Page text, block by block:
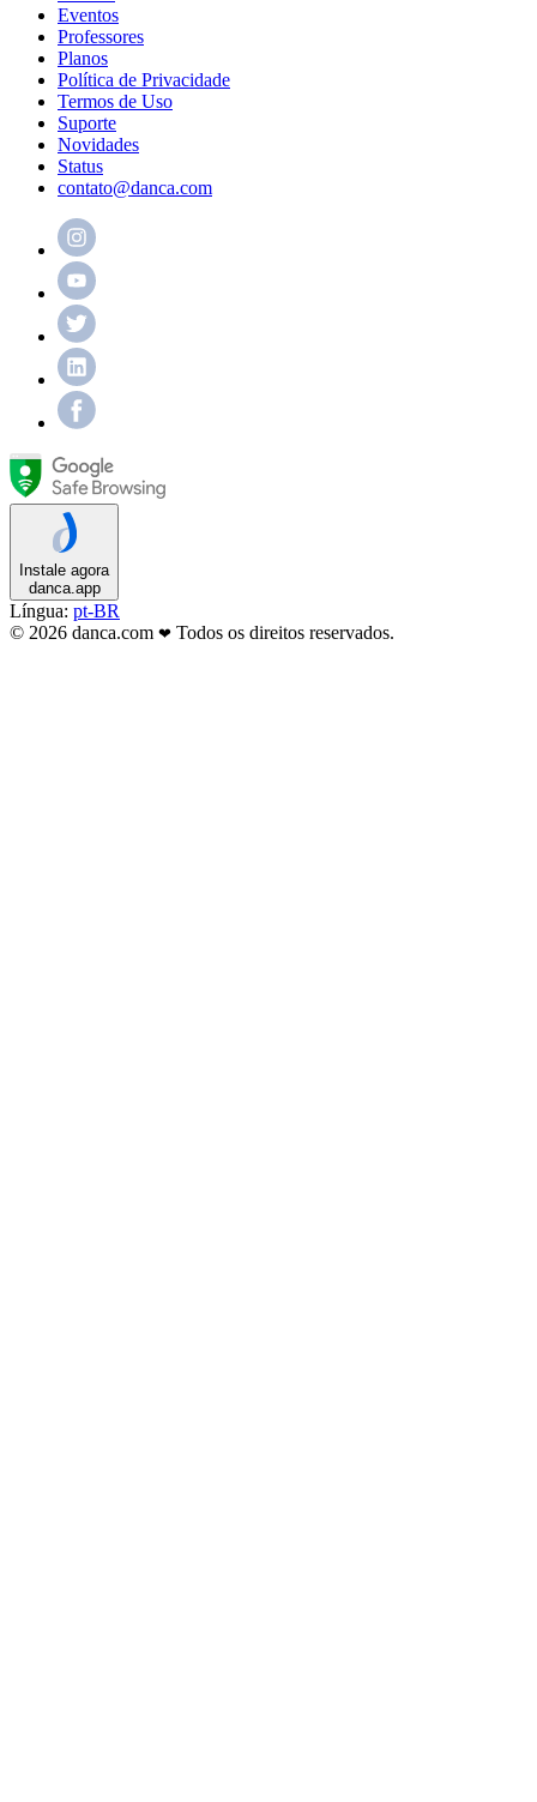
Eventos
Professores
Planos
Política de Privacidade
Termos de Uso
Suporte
Novidades
Status
contato@danca.com
Instale agora
danca.app
Língua: pt-BR
© 2026 danca.com ❤ Todos os direitos reservados.